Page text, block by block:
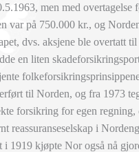
men med overtagelse
var på 750.000 kr., og
dvs. aksjene ble overtatt til
en liten
til Norden, og fra 1973
forsikring for egen regning,
reassuranseselskap i
i 1919 kjøpte Nor også nå